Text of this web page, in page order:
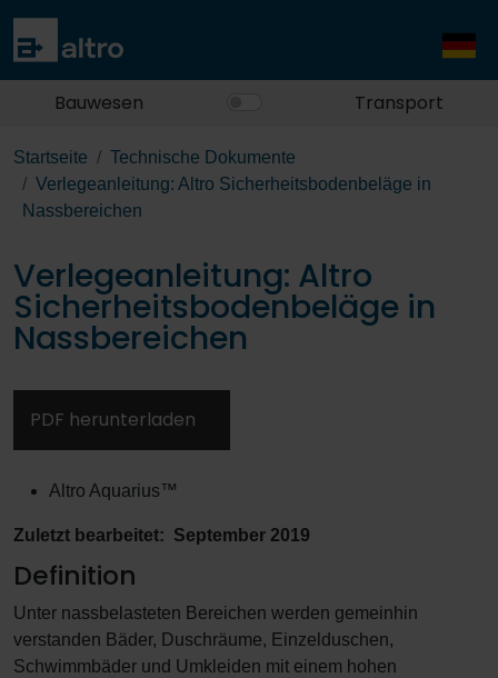
Bauwesen Transport
Startseite
Technische Dokumente
Verlegeanleitung: Altro Sicherheitsbodenbeläge in
Nassbereichen
Verlegeanleitung: Altro
Sicherheitsbodenbeläge in
Nassbereichen
PDF herunterladen
Altro Aquarius™
Zuletzt bearbeitet: September 2019
Definition
Unter nassbelasteten Bereichen werden gemeinhin
verstanden Bäder, Duschräume, Einzelduschen,
Schwimmbäder und Umkleiden mit einem hohen